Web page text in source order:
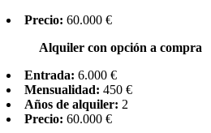
Precio: 60.000 €
Alquiler con opción a compra
Entrada: 6.000 €
Mensualidad: 450 €
Años de alquiler: 2
Precio: 60.000 €